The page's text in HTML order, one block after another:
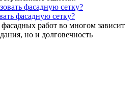
фасадную сетку?
работ во многом зависит
но и долговечность